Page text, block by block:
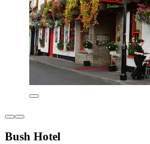
Bush Hotel